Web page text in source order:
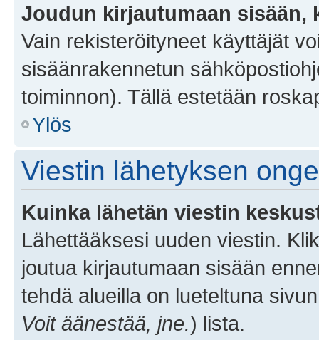
Joudun kirjautumaan sisään,
Vain rekisteröityneet käyttäjät
sisäänrakennetun
toiminnon). Tällä estetään
Ylös
Viestin lähetyksen
Kuinka lähetän viestin
Lähettääksesi uuden viestin.
joutua kirjautumaan sisään
tehdä alueilla on lueteltuna
Voit äänestää, jne.) lista.